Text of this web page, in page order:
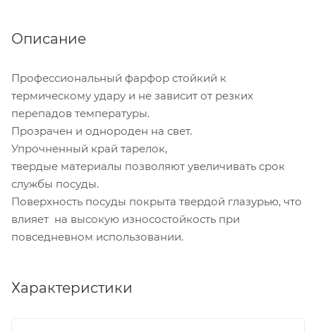
Описание
Профессиональный фарфор стойкий к
термическому удару и не зависит от резких
перепадов температуры.
Прозрачен и однороден на свет.
Упрочненный край тарелок,
твердые материалы позволяют увеличивать срок
службы посуды.
Поверхность посуды покрыта твердой глазурью, что
влияет на высокую износостойкость при
повседневном использовании.
Характеристики